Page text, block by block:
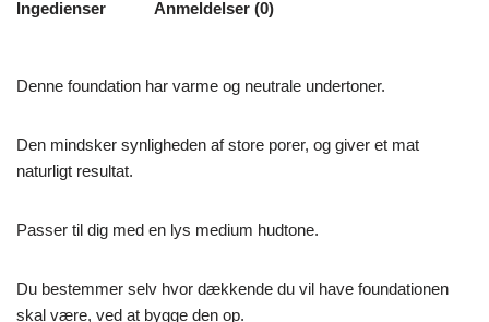
Ingedienser Anmeldelser (0)
Denne foundation har varme og neutrale undertoner.
Den mindsker synligheden af store porer, og giver et mat
naturligt resultat.
Passer til dig med en lys medium hudtone.
Du bestemmer selv hvor dækkende du vil have foundationen
skal være, ved at bygge den op.